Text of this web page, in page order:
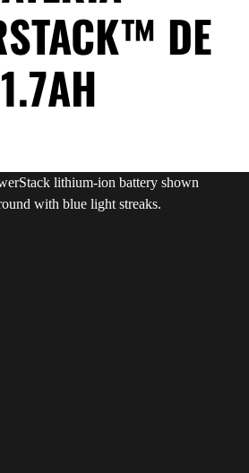
DE
1.7AH